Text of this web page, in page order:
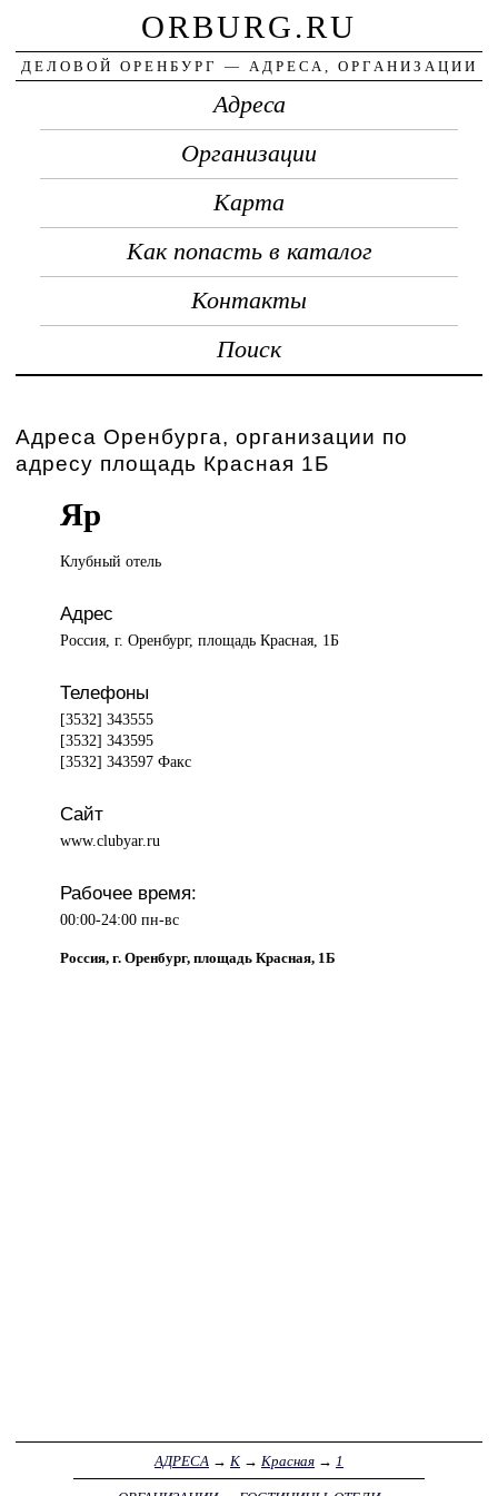
ORBURG.RU
ДЕЛОВОЙ ОРЕНБУРГ — АДРЕСА, ОРГАНИЗАЦИИ
Адреса
Организации
Карта
Как попасть в каталог
Контакты
Поиск
Адреса Оренбурга, организации по
адресу площадь Красная 1Б
Яр
Клубный отель
Адрес
Россия, г. Оренбург, площадь Красная, 1Б
Телефоны
[3532] 343555
[3532] 343595
[3532] 343597 Факс
Сайт
www.clubyar.ru
Рабочее время:
00:00-24:00 пн-вс
Россия, г. Оренбург, площадь Красная, 1Б
АДРЕСА → К → Красная → 1